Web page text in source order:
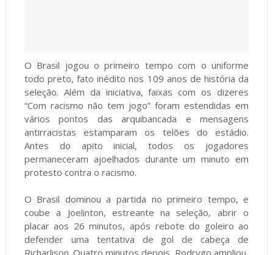
O Brasil jogou o primeiro tempo com o uniforme
todo preto, fato inédito nos 109 anos de história da
seleção. Além da iniciativa, faixas com os dizeres
“Com racismo não tem jogo” foram estendidas em
vários pontos das arquibancada e mensagens
antirracistas estamparam os telões do estádio.
Antes do apito inicial, todos os jogadores
permaneceram ajoelhados durante um minuto em
protesto contra o racismo.
O Brasil dominou a partida no primeiro tempo, e
coube a Joelinton, estreante na seleção, abrir o
placar aos 26 minutos, após rebote do goleiro ao
defender uma tentativa de gol de cabeça de
Richarlison. Quatro minutos depois, Rodrygo ampliou,